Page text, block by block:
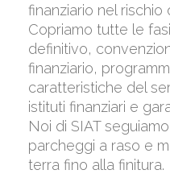
finanziario nel rischio
Copriamo tutte le
definitivo,
finanziario,
caratteristiche del
istituti finanziari e
Noi di SIAT
parcheggi a raso e
terra fino alla finitura.